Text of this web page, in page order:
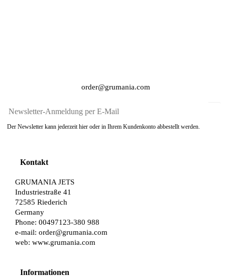
order@grumania.com
Der Newsletter kann jederzeit hier oder in Ihrem Kundenkonto abbestellt werden.
Kontakt
GRUMANIA JETS
Industriestraße 41
72585 Riederich
Germany
Phone: 00497123-380 988
e-mail: order@grumania.com
web: www.grumania.com
Informationen